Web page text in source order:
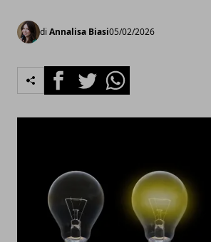
di Annalisa Biasi05/02/2026
FacebookTwitterWhatsapp